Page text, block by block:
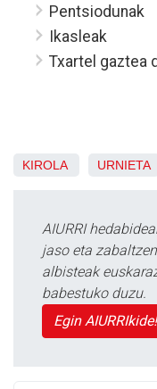
Pentsiodunak
Ikasleak
Txartel gaztea
KIROLA URNIETA
AIURRI
jaso eta
albisteak
babestuko duzu.
Egin AIURRIkide!